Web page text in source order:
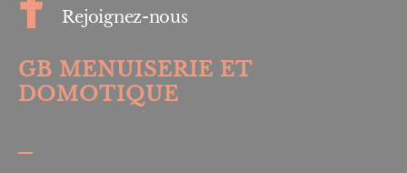
Rejoignez-nous
GB MENUISERIE ET
DOMOTIQUE